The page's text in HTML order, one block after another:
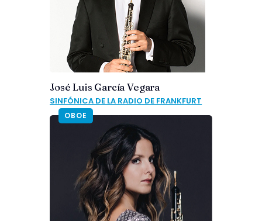
José Luis García Vegara
SINFÓNICA DE LA RADIO DE FRANKFURT
OBOE